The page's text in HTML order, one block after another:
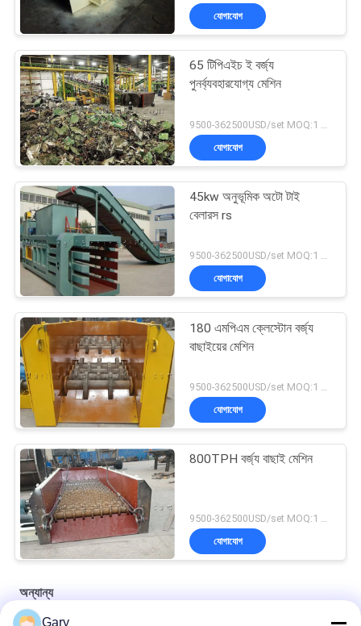
যোগাযোগ
65 টিপিএইচ ই বর্জ্য
পুনর্ব্যবহারযোগ্য মেশিন
যোগাযোগ
45kw অনুভূমিক অটো টাই
বেলারস rs
9500-362500USD/set MOQ:1 সেট
যোগাযোগ
180 এমপিএম ক্লেস্টোন বর্জ্য
বাছাইয়ের মেশিন
9500-362500USD/set MOQ:1 সেট
যোগাযোগ
800TPH বর্জ্য বাছাই মেশিন
যোগাযোগ
অন্যান্য
Gary